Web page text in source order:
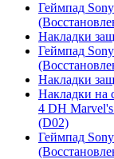
Геймпад
Накладки
Геймпад
Накладки
Накладки на
4 DH
(D02)
Геймпад